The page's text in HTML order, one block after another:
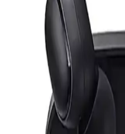
Anker Soundcore
Kablosuz Kulaklıklar
Soundcore Sport X20,
ve dayanıklılığıyla sporcular
Uzun pil ömrü ve yüksek
Schulzz Orico
Kablosuz Bağlantı